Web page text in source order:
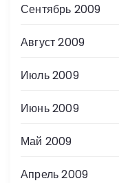
Сентябрь 2009
Август 2009
Июль 2009
Июнь 2009
Май 2009
Апрель 2009